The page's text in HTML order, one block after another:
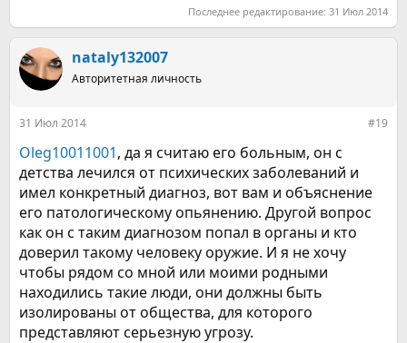
Последнее редактирование: 31 Июл 2014
nataly132007
Авторитетная личность
31 Июл 2014 #19
Oleg10011001, да я считаю его больным, он с
детства лечился от психических заболеваний и
имел конкретный диагноз, вот вам и объяснение
его патологическому опьянению. Другой вопрос
как он с таким диагнозом попал в органы и кто
доверил такому человеку оружие. И я не хочу
чтобы рядом со мной или моими родными
находились такие люди, они должны быть
изолированы от общества, для которого
представляют серьезную угрозу.